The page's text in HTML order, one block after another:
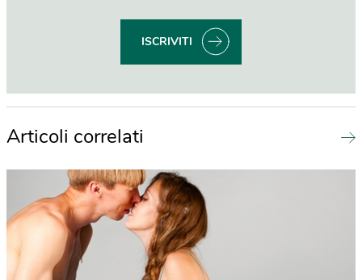
ISCRIVITI
Articoli correlati